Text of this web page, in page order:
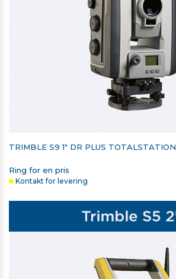
TRIMBLE S9 1" DR PLUS TOTALSTATION
Ring for en pris
Kontakt for levering